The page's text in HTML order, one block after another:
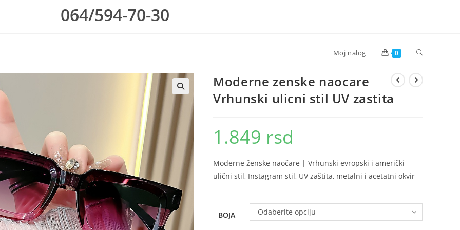
064/594-70-30
Moj nalog 0 Toggle
Moderne zenske naocare
Vrhunski ulicni stil UV zastita
1.849 rsd
Moderne ženske naočare | Vrhunski evropski i američki
ulični stil, Instagram stil, UV zaštita, metalni i acetatni okvir
BOJA Odaberite opciju